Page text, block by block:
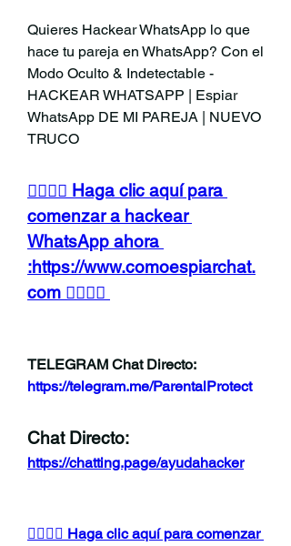
Quieres Hackear WhatsApp lo que
hace tu pareja en WhatsApp? Con el
Modo Oculto & Indetectable -
HACKEAR WHATSAPP | Espiar
WhatsApp DE MI PAREJA | NUEVO
TRUCO
👉🏻👉🏻 Haga clic aquí para
comenzar a hackear
WhatsApp ahora
:https://www.comoespiarchat.
com 👈🏻👈🏻
TELEGRAM Chat Directo:
https://telegram.me/ParentalProtect
Chat Directo:
https://chatting.page/ayudahacker
👉🏻👉🏻 Haga clic aquí para comenzar